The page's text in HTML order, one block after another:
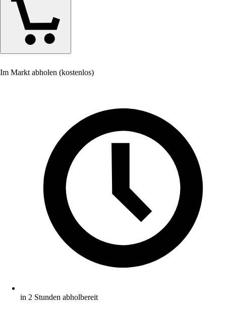
Im Markt abholen (kostenlos)
in 2 Stunden abholbereit